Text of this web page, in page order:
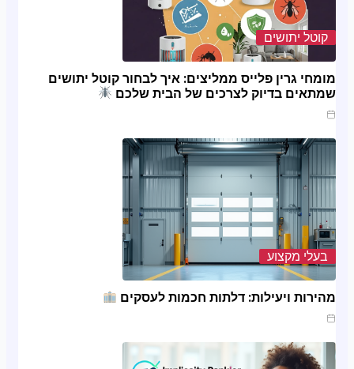
קוטל יתושים
מומחי גרין פלייס ממליצים: איך לבחור קוטל יתושים
שמתאים בדיוק לצרכים של הבית שלכם
מרץ 20, 2025
בעלי מקצוע
מהירות ויעילות: דלתות חכמות לעסקים
ינו 20, 2025